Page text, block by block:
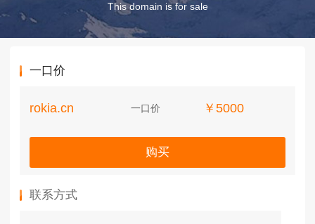
This domain is for sale
一口价
rokia.cn 一口价 ￥5000
购买
联系方式